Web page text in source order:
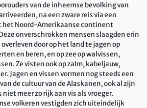
van de inheemse bevolking van
na een zware reis via een
het Noord-Amerikaanse continent
onverschrokken mensen slaagden erin
door op het land te jagen op
en beren, en op zee op walvissen,
Ze visten ook op zalm, kabeljauw,
Jagen en vissen vormen nog steeds een
de cultuur van de Alaskanen, ook al zijn
niet meer zo rijk aan vis als vroeger.
volkeren vestigden zich uiteindelijk